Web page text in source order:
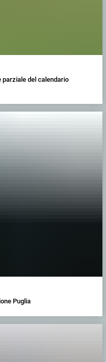
parziale del calendario
Puglia